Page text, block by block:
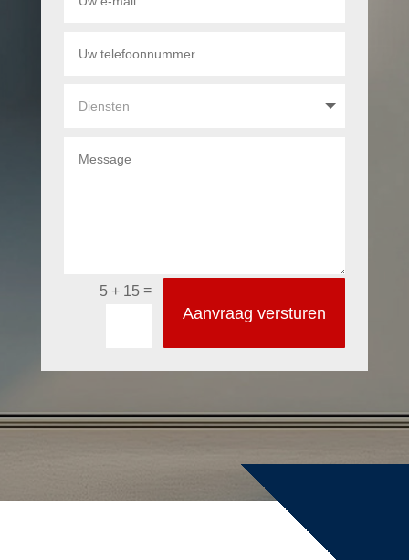
5 + 15=
Aanvraag versturen